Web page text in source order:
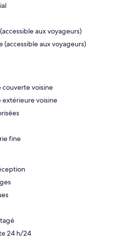
aux voyageurs)
(accessible aux voyageurs)
couverte voisine
extérieure voisine
fine
24 h/24